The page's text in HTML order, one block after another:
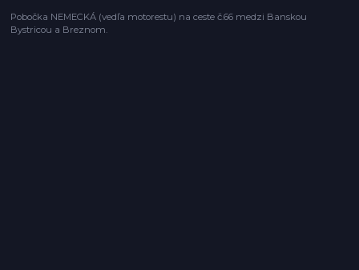
Pobočka NEMECKÁ (vedľa motorestu) na ceste č.66 medzi Banskou
Bystricou a Breznom.